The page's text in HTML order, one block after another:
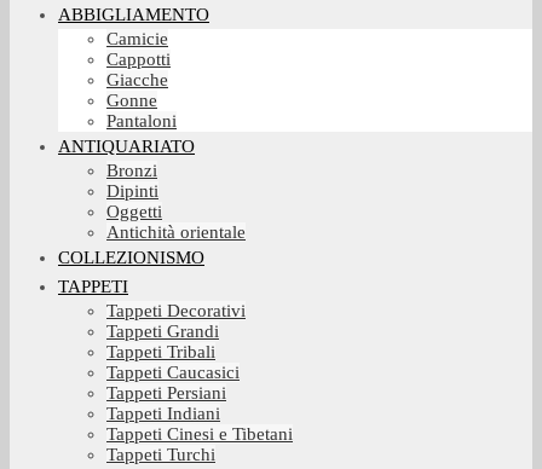
ABBIGLIAMENTO
Camicie
Cappotti
Giacche
Gonne
Pantaloni
ANTIQUARIATO
Bronzi
Dipinti
Oggetti
Antichità orientale
COLLEZIONISMO
TAPPETI
Tappeti Decorativi
Tappeti Grandi
Tappeti Tribali
Tappeti Caucasici
Tappeti Persiani
Tappeti Indiani
Tappeti Cinesi e Tibetani
Tappeti Turchi